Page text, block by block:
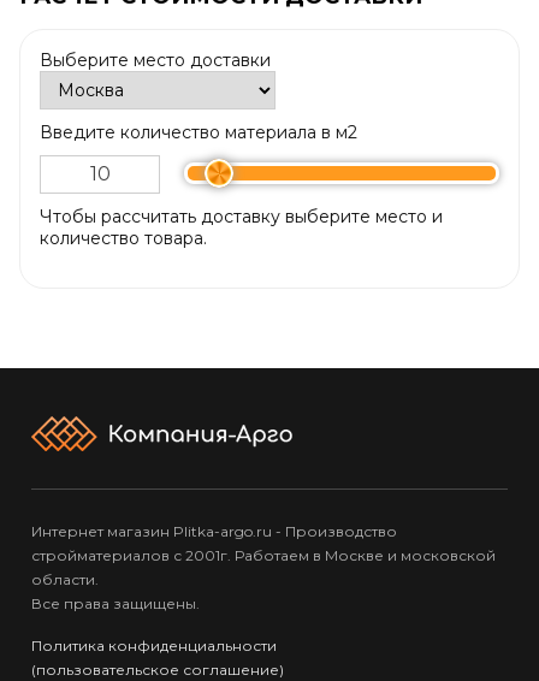
Выберите место доставки
Введите количество материала в м2
Чтобы рассчитать доставку выберите место и
количество товара.
Интернет магазин Plitka-argo.ru - Производство
стройматериалов с 2001г. Работаем в Москве и московской
области.
Все права защищены.
Политика конфиденциальности
(пользовательское соглашение)